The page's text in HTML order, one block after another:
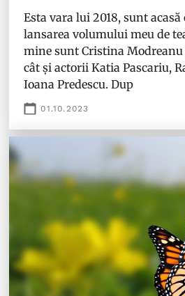
Esta vara lui 2018, sunt
lansarea volumului meu de
mine sunt Cristina Modreanu
cât și actorii Katia Pascariu,
Ioana Predescu. Dup
01.10.2023